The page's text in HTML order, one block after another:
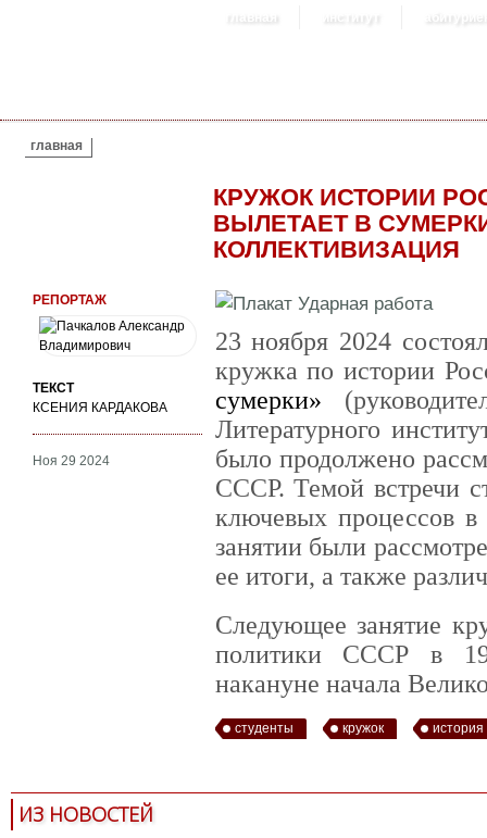
главная институт
ВЫ ЗДЕСЬ
главная
КРУЖОК ИСТОРИИ
ВЫЛЕТАЕТ В
КОЛЛЕКТИВИЗАЦИЯ
РЕПОРТАЖ
ТЕКСТ
КСЕНИЯ КАРДАКОВА
Ноя 29 2024
23 ноября 2024
кружка по истории
сумерки»
Литературного
было продолжено
СССР. Темой встречи
ключевых процессов
занятии были
ее итоги, а также
Следующее занятие
политики СССР в
накануне начала
студенты кружок история
ИЗ НОВОСТЕЙ